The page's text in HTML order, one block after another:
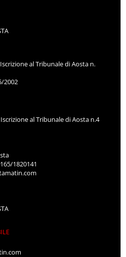
al Tribunale di Aosta n.
2002
al Tribunale di Aosta n.4
1820141